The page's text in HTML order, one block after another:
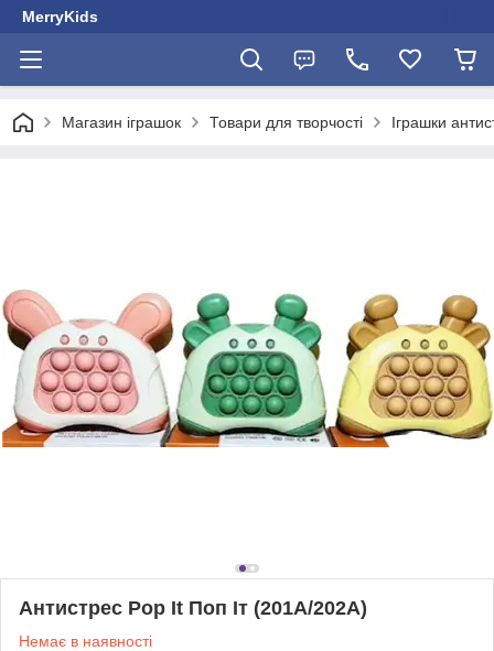
MerryKids
Магазин іграшок Товари для творчості Іграшки
Антистрес Pop It Поп Іт (201A/202A)
Немає в наявності